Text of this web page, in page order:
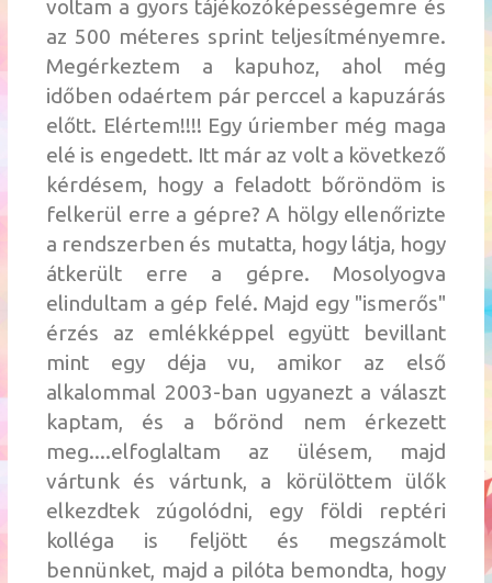
voltam a gyors tájékozóképességemre és
az 500 méteres sprint teljesítményemre.
Megérkeztem a kapuhoz, ahol még
időben odaértem pár perccel a kapuzárás
előtt. Elértem!!!! Egy úriember még maga
elé is engedett. Itt már az volt a következő
kérdésem, hogy a feladott bőröndöm is
felkerül erre a gépre? A hölgy ellenőrizte
a rendszerben és mutatta, hogy látja, hogy
átkerült erre a gépre. Mosolyogva
elindultam a gép felé. Majd egy "ismerős"
érzés az emlékképpel együtt bevillant
mint egy déja vu, amikor az első
alkalommal 2003-ban ugyanezt a választ
kaptam, és a bőrönd nem érkezett
meg....elfoglaltam az ülésem, majd
vártunk és vártunk, a körülöttem ülők
elkezdtek zúgolódni, egy földi reptéri
kolléga is feljött és megszámolt
bennünket, majd a pilóta bemondta, hogy